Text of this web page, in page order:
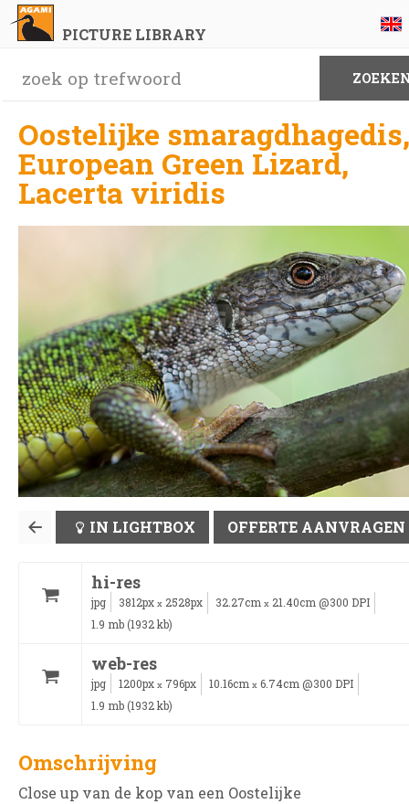
PICTURE LIBRARY
Oostelijke smaragdhagedis,
European Green Lizard,
Lacerta viridis
IN LIGHTBOX OFFERTE AANVRAGEN
hi-res
jpg 3812px x 2528px 32.27cm x 21.40cm @300 DPI
1.9 mb (1932 kb)
web-res
jpg 1200px x 796px 10.16cm x 6.74cm @300 DPI
1.9 mb (1932 kb)
Omschrijving
Close up van de kop van een Oostelijke